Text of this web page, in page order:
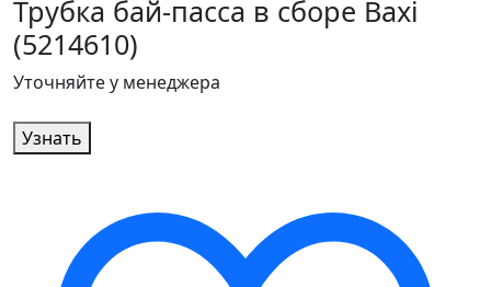
Трубка бай-пасса в сборе Baxi
(5214610)
Уточняйте у менеджера
Узнать